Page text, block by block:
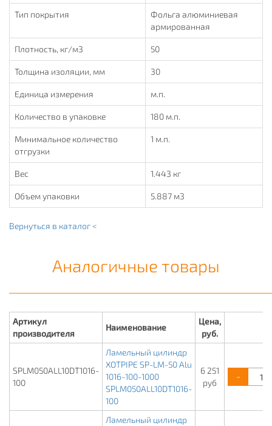
Тип покрытия
Фольга алюминиевая
армированная
Плотность, кг/м3 50
Толщина изоляции, мм 30
Единица измерения м.п.
Количество в упаковке 180 м.п.
Минимальное количество
отгрузки
1 м.п.
Вес 1.443 кг
Объем упаковки 5.887 м3
Вернуться в каталог <
Аналогичные товары
Артикул
производителя
Наименование
Цена,
руб.
SPLM050ALL10DT1016-
100
Ламельный цилиндр
XOTPIPE SP-LM-50 Alu
1016-100-1000
SPLM050ALL10DT1016-
100
6 251
руб
-
Ламельный цилиндр